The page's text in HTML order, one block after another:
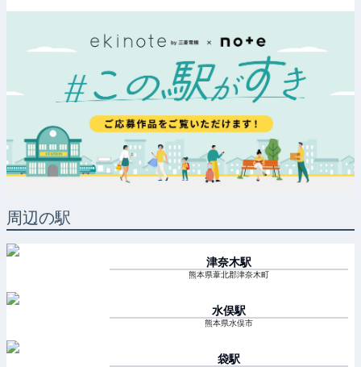
周辺の駅
津奈木駅
熊本県葦北郡津奈木町
水俣駅
熊本県水俣市
袋駅